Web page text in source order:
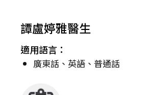
譚盧婷雅醫生
適用語言：
廣東話、英語、普通話